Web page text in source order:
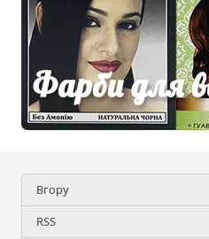
Вгору
RSS